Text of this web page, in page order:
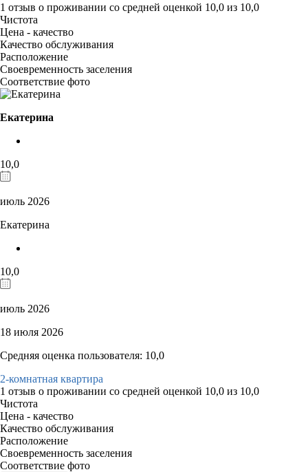
1 отзыв о проживании со средней оценкой 10,0 из 10,0
Чистота
Цена - качество
Качество обслуживания
Расположение
Своевременность заселения
Соответствие фото
Екатерина
10,0
июль 2026
Екатерина
10,0
июль 2026
18 июля 2026
Средняя оценка пользователя: 10,0
2-комнатная квартира
1 отзыв о проживании со средней оценкой 10,0 из 10,0
Чистота
Цена - качество
Качество обслуживания
Расположение
Своевременность заселения
Соответствие фото